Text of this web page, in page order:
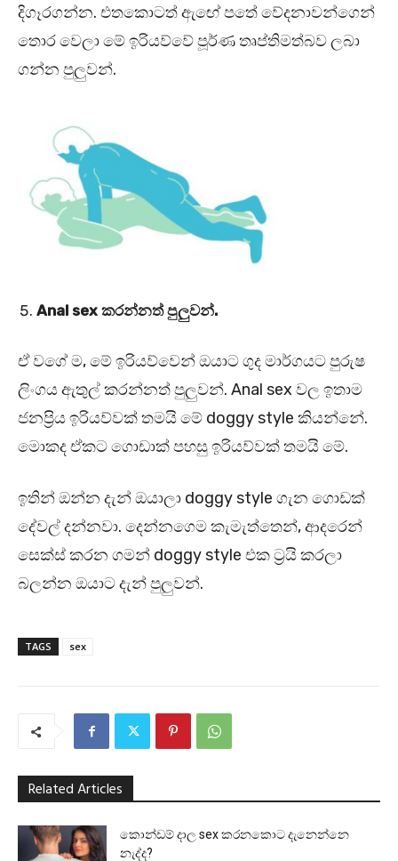
දිගෑරගන්න. එතකොටත් ඇඟේ පතේ වේදනාවන්ගෙන්
තොර වෙලා මේ ඉරියව්වේ පූර්ණ තෘප්තිමත්බව ලබා
ගන්න පුලුවන්.
Anal sex කරන්නත් පුලුවන්.
ඒ වගේ ම, මේ ඉරියව්වෙන් ඔයාට ගුද මාර්ගයට පුරුෂ
ලිංගය ඇතුල් කරන්නත් පුලුවන්. Anal sex වල ඉතාම
ජනප්‍රිය ඉරියව්වක් තමයි මේ doggy style කියන්නේ.
මොකද ඒකට ගොඩාක් පහසු ඉරියව්වක් තමයි මේ.
ඉතින් ඔන්න දැන් ඔයාලා doggy style ගැන ගොඩක්
දේවල් දන්නවා. දෙන්නගෙම කැමැත්තෙන්, ආදරෙන්
සෙක්ස් කරන ගමන් doggy style එක ට්‍රයි කරලා
බලන්න ඔයාට දැන් පුලුවන්.
TAGS sex
Related Articles
කොන්ඩම් දාල sex කරනකොට දැනෙන්නෙ
නැද්ද?